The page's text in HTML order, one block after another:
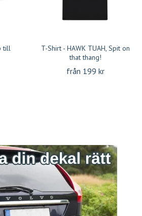
till
T-Shirt - HAWK TUAH, Spit on
that thang!
från 199 kr